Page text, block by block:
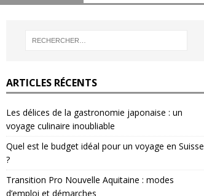
ARTICLES RÉCENTS
Les délices de la gastronomie japonaise : un
voyage culinaire inoubliable
Quel est le budget idéal pour un voyage en Suisse
?
Transition Pro Nouvelle Aquitaine : modes
d’emploi et démarches